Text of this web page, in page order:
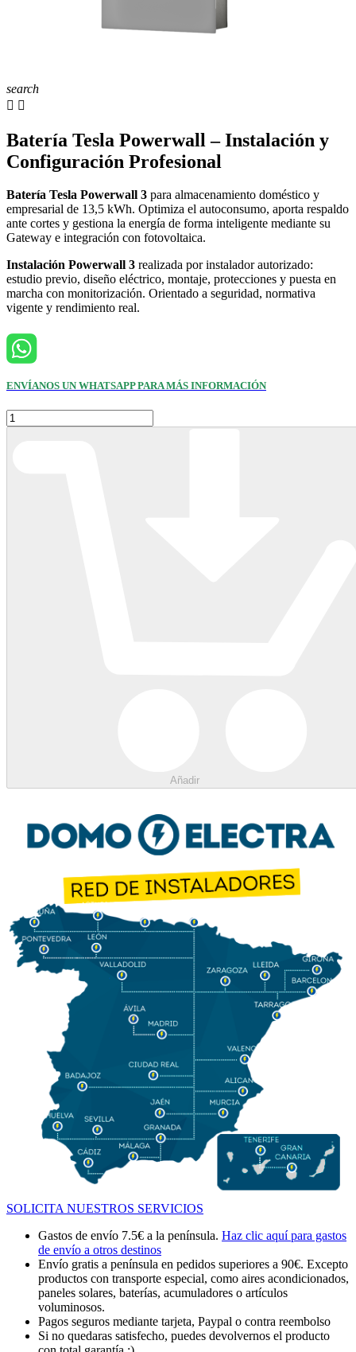
search
 
Batería Tesla Powerwall – Instalación y
Configuración Profesional
Batería Tesla Powerwall 3 para almacenamiento doméstico y
empresarial de 13,5 kWh. Optimiza el autoconsumo, aporta respaldo
ante cortes y gestiona la energía de forma inteligente mediante su
Gateway e integración con fotovoltaica.
Instalación Powerwall 3 realizada por instalador autorizado:
estudio previo, diseño eléctrico, montaje, protecciones y puesta en
marcha con monitorización. Orientado a seguridad, normativa
vigente y rendimiento real.
ENVÍANOS UN WHATSAPP PARA MÁS INFORMACIÓN
Añadir
SOLICITA NUESTROS SERVICIOS
Gastos de envío 7.5€ a la península. Haz clic aquí para gastos
de envío a otros destinos
Envío gratis a península en pedidos superiores a 90€. Excepto
productos con transporte especial, como aires acondicionados,
paneles solares, baterías, acumuladores o artículos
voluminosos.
Pagos seguros mediante tarjeta, Paypal o contra reembolso
Si no quedaras satisfecho, puedes devolvernos el producto